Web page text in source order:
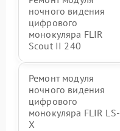
ночного видения
цифрового
монокуляра FLIR
Scout II 240
Ремонт модуля
ночного видения
цифрового
монокуляра FLIR LS-
X